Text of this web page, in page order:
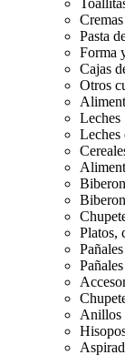
Pasta
Forma
Cajas
Otros
Leches
Leches
Platos,
Anillos